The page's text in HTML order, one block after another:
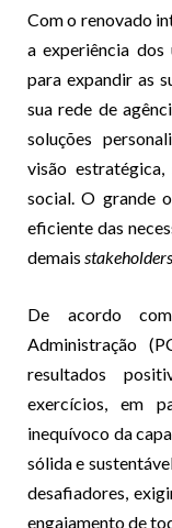
Com o renovado
a experiência
para expandir as
sua rede de
soluções
visão
social. O grande
eficiente das
demais stakeholders
De acordo
Administração
resultados
exercícios, em
inequívoco da
sólida e
desafiadores,
engajamento de